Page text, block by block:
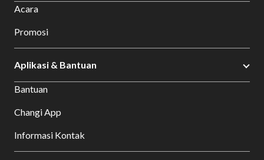
Acara
Promosi
Aplikasi & Bantuan
Bantuan
Changi App
Informasi Kontak